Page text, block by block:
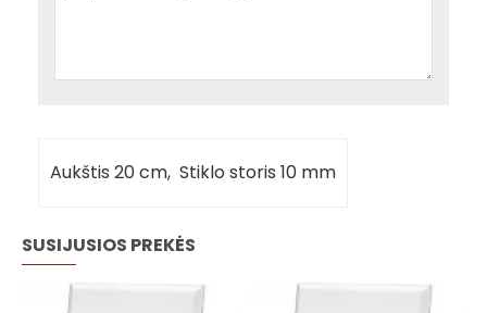
SUSIJUSIOS PREKĖS
Aukštis 20 cm, Stiklo storis 10 mm